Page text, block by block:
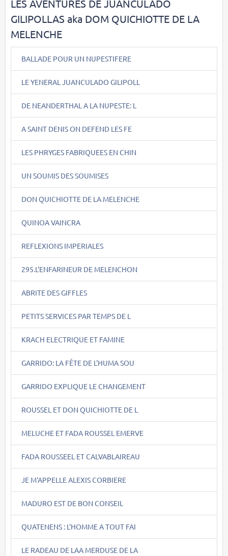
LES AVENTURES DE JUANCULADO
GILIPOLLAS aka DOM QUICHIOTTE DE LA
MELENCHE
BALLADE POUR UN NUPESTIFERE
LE YENERAL JUANCULADO GILIPOLL
DE NEANDERTHAL A LA NUPESTE: L
A SAINT DENIS ON DEFEND LES FE
LES PHRYGES FABRIQUEES EN CHIN
UN SOUMIS DES SOUMISES
DON QUICHIOTTE DE LA MELENCHE
QUINOA VAINCRA
REFLEXIONS IMPERIALES
295.L'ENFARINEUR DE MELENCHON
ABRITE DES GIFFLES
PETITS SERVICES PAR TEMPS DE L
KRACH ELECTRIQUE ET FAMINE
GARRIDO: LA FÊTE DE L'HUMA SOU
GARRIDO EXPLIQUE LE CHANGEMENT
ROUSSEL ET DON QUICHIOTTE DE L
MELUCHE ET FADA ROUSSEL EMERVE
FADA ROUSSEEL ET CALVABLAIREAU
JE M'APPELLE ALEXIS CORBIERE
MADURO EST DE BON CONSEIL
QUATENENS : L'HOMME A TOUT FAI
LE RADEAU DE LAA MERDUSE DE LA